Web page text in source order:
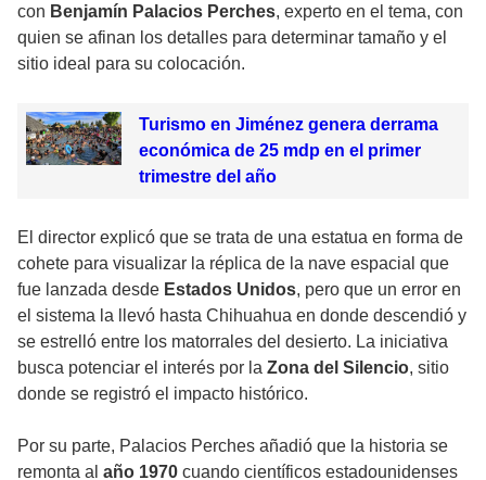
con Benjamín Palacios Perches, experto en el tema, con
quien se afinan los detalles para determinar tamaño y el
sitio ideal para su colocación.
Turismo en Jiménez genera derrama
económica de 25 mdp en el primer
trimestre del año
El director explicó que se trata de una estatua en forma de
cohete para visualizar la réplica de la nave espacial que
fue lanzada desde Estados Unidos, pero que un error en
el sistema la llevó hasta Chihuahua en donde descendió y
se estrelló entre los matorrales del desierto. La iniciativa
busca potenciar el interés por la Zona del Silencio, sitio
donde se registró el impacto histórico.
Por su parte, Palacios Perches añadió que la historia se
remonta al año 1970 cuando científicos estadounidenses